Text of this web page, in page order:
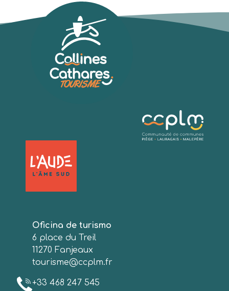
Oficina de turismo
6 place du Treil
11270 Fanjeaux
tourisme@ccplm.fr
+33 468 247 545